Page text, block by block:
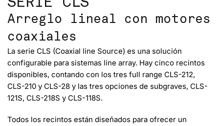
Arreglo lineal con motores
coaxiales
La serie CLS (Coaxial line Source) es una solución
configurable para sistemas line array. Hay cinco recintos
disponibles, contando con los tres full range CLS-212,
CLS-210 y CLS-28 y las tres opciones de subgraves, CLS-
121S, CLS-218S y CLS-118S.
Todos los recintos están diseñados para ofrecer un